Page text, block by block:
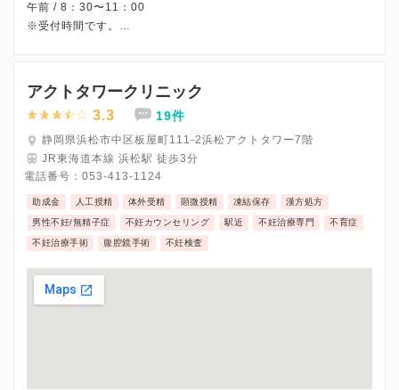
午前 / 8：30〜11：00
※受付時間です。
アクトタワークリニック
3.3 19件
静岡県浜松市中区板屋町111-2浜松アクトタワー7階
JR東海道本線 浜松駅 徒歩3分
電話番号： 053-413-1124
助成金 人工授精 体外受精 顕微授精 凍結保存 漢方処方
男性不妊/無精子症 不妊カウンセリング 駅近 不妊治療専門 不育症
不妊治療手術 腹腔鏡手術 不妊検査